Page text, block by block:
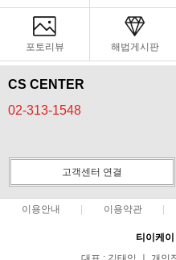
포토리뷰 해법게시판
CS CENTER
02-313-1548
고객센터 연결
이용안내 이용약관
티이케